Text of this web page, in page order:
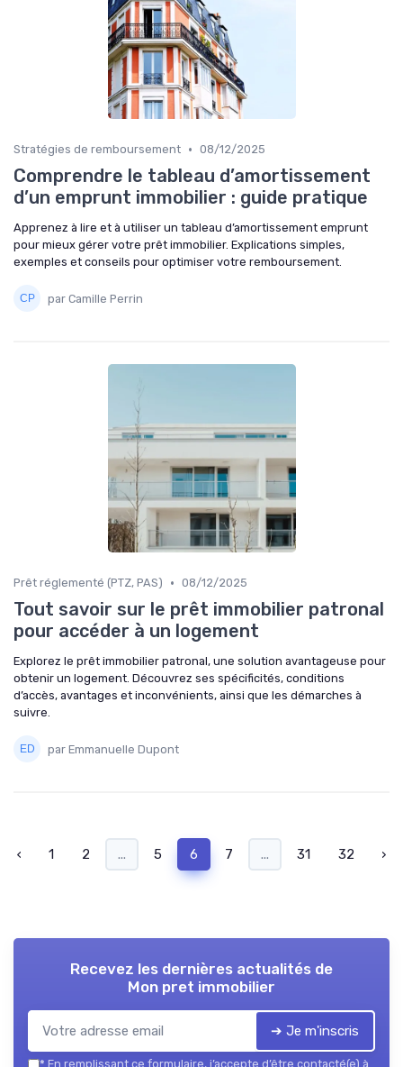
Stratégies de remboursement • 08/12/2025
Comprendre le tableau d’amortissement
d’un emprunt immobilier : guide pratique
Apprenez à lire et à utiliser un tableau d’amortissement emprunt
pour mieux gérer votre prêt immobilier. Explications simples,
exemples et conseils pour optimiser votre remboursement.
par Camille Perrin
Prêt réglementé (PTZ, PAS) • 08/12/2025
Tout savoir sur le prêt immobilier patronal
pour accéder à un logement
Explorez le prêt immobilier patronal, une solution avantageuse pour
obtenir un logement. Découvrez ses spécificités, conditions
d’accès, avantages et inconvénients, ainsi que les démarches à
suivre.
par Emmanuelle Dupont
‹ 1 2 ... 5 6 7 ... 31 32 ›
Recevez les dernières actualités de
Mon pret immobilier
➔ Je m'inscris
* En remplissant ce formulaire, j’accepte d’être contacté(e) à